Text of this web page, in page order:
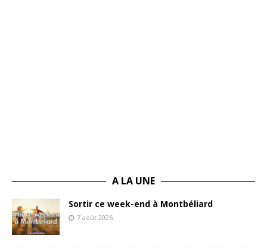
A LA UNE
Sortir ce week-end à Montbéliard
7 août 2026